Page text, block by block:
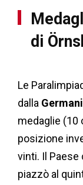
di
Le
dalla
medaglie (10
posizione
vinti. Il Paese
piazzò al